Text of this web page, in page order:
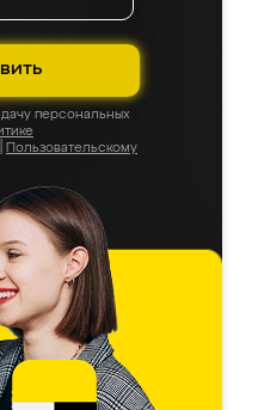
персональных
Пользовательскому